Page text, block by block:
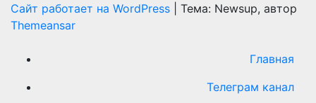
Сайт работает на WordPress
Тема: Newsup, автор
Themeansar
Главная
Телеграм канал